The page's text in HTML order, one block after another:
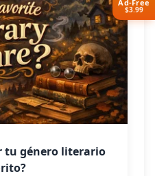
tu género literario
Ad-Free
$3.99